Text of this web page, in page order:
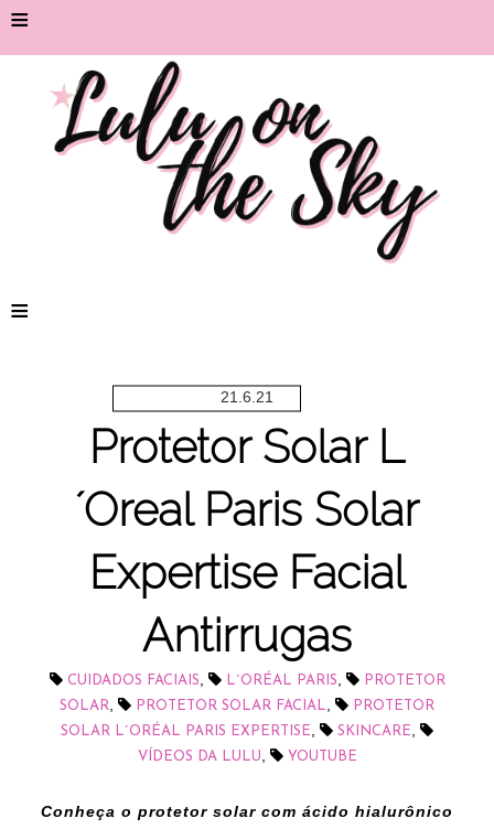
≡
≡
21.6.21
Protetor Solar L
´Oreal Paris Solar
Expertise Facial
Antirrugas
CUIDADOS FACIAIS, L´ORÉAL PARIS,
PROTETOR
SOLAR, PROTETOR SOLAR FACIAL,
PROTETOR
SOLAR L´ORÉAL PARIS EXPERTISE, SKINCARE,
VÍDEOS DA LULU, YOUTUBE
Conheça o protetor solar com ácido hialurônico